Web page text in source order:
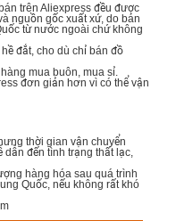
trên Aliexpress đều được
nguồn gốc xuất xứ, do bán
từ nước ngoài chứ không
đắt, cho dù chỉ bán đồ
mua buôn, mua sỉ.
đơn giản hơn vì có thể vận
thời gian vận chuyển
đến tình trạng thất lạc,
hàng hóa sau quá trình
Quốc, nếu không rất khó